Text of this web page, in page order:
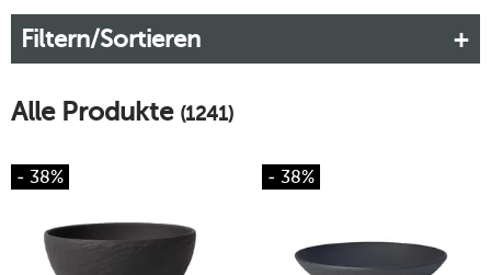
Filtern/Sortieren
Alle Produkte (1241)
- 38% - 38%